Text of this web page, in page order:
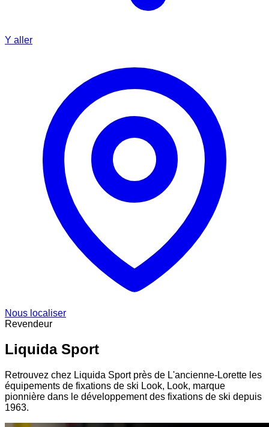
Y aller
Nous localiser
Revendeur
Liquida Sport
Retrouvez chez Liquida Sport près de L'ancienne-Lorette les
équipements de fixations de ski Look, Look, marque
pionnière dans le développement des fixations de ski depuis
1963.